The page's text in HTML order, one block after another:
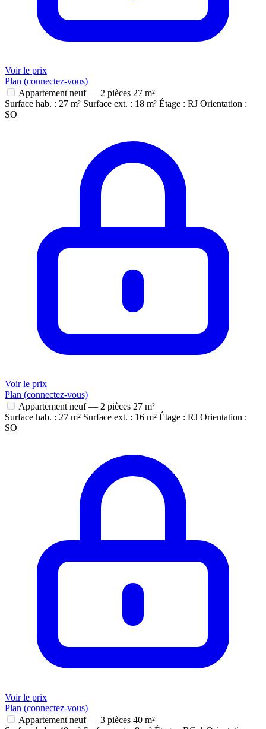
Voir le prix
Plan (connectez-vous)
Appartement neuf — 2 pièces 27 m²
Surface hab. : 27 m² Surface ext. : 18 m² Étage : RJ Orientation :
SO
Voir le prix
Plan (connectez-vous)
Appartement neuf — 2 pièces 27 m²
Surface hab. : 27 m² Surface ext. : 16 m² Étage : RJ Orientation :
SO
Voir le prix
Plan (connectez-vous)
Appartement neuf — 3 pièces 40 m²